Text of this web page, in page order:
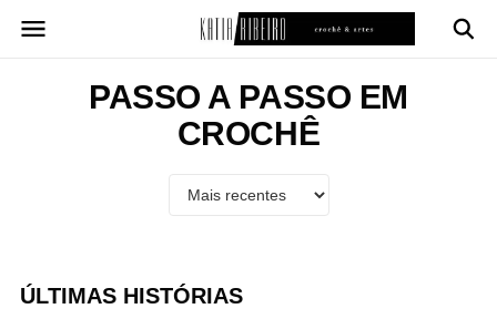
para
PASSO A PASSO EM
CROCHÊ
ÚLTIMAS HISTÓRIAS